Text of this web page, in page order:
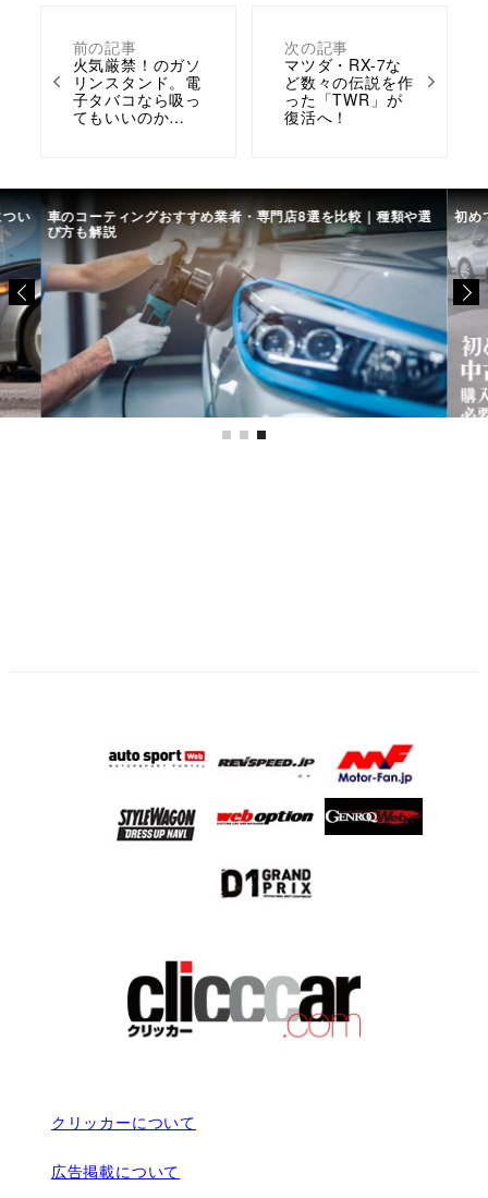
前の記事
火気厳禁！のガソ
リンスタンド。電
子タバコなら吸っ
てもいいのか…
次の記事
マツダ・RX-7な
ど数々の伝説を作
った「TWR」が
復活へ！
い 車のコーティングおすすめ業者・専門店8選を比較｜種類や選
び方も解説
初め
クリッカーについて
広告掲載について